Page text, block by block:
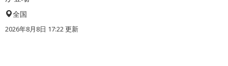
全国
2026年8月8日 17:22更新